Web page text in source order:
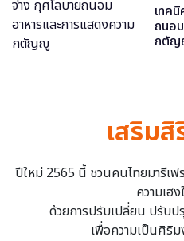
เทค
ถนอ
กตั
เสริม
ปีใหม่ 2565 นี้ ชวนคนไทยมารีเ
ความเฮ
ด้วยการปรับเปลี่ยน ปรับ
เพื่อความเป็นศิริ